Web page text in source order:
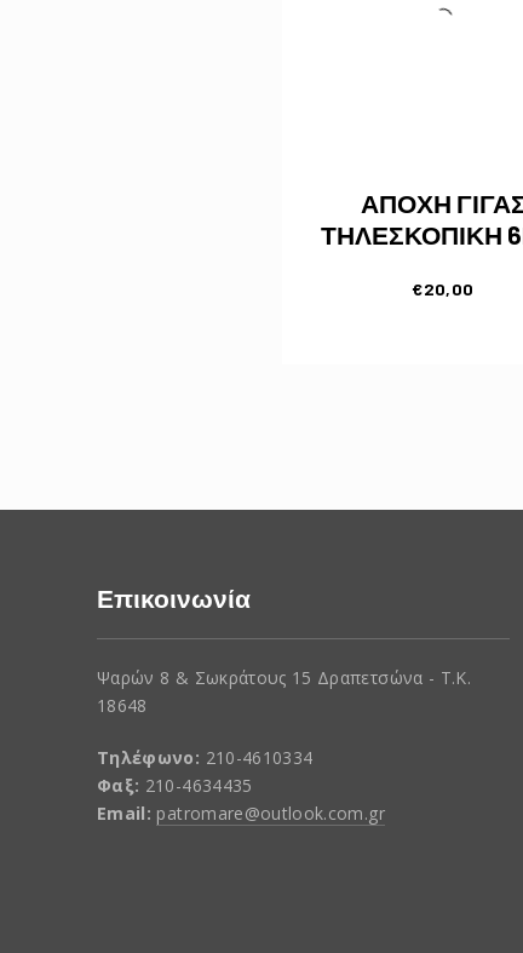
ΑΠΟΧΗ
ΤΗΛΕΣΚΟΠΙΚΗ
€20,00
Επικοινωνία
Ψαρών 8 & Σωκράτους 15 Δραπετσώνα - Τ.Κ.
18648
Τηλέφωνο: 210-4610334
Φαξ: 210-4634435
Email: patromare@outlook.com.gr